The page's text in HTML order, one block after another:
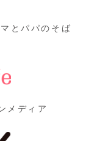
とパパのそば
メディア